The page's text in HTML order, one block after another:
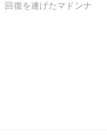
回復を遂げたマドンナ